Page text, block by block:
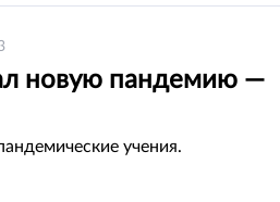
новую пандемию —
учения.